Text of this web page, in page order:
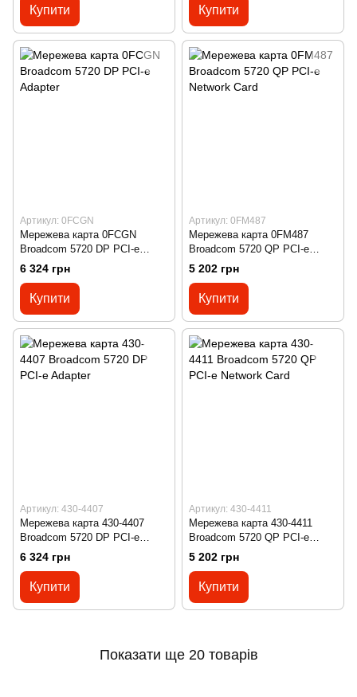
Купити Купити
Артикул: 0FCGN
Мережева карта 0FCGN
Broadcom 5720 DP PCI-e
Adapter
6 324 грн
Купити
Артикул: 0FM487
Мережева карта 0FM487
Broadcom 5720 QP PCI-e
Network Card
5 202 грн
Купити
Артикул: 430-4407
Мережева карта 430-4407
Broadcom 5720 DP PCI-e
Adapter
6 324 грн
Купити
Артикул: 430-4411
Мережева карта 430-4411
Broadcom 5720 QP PCI-e
Network Card
5 202 грн
Купити
Показати ще 20 товарів